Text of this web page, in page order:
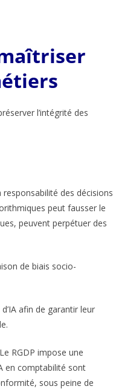
l’intégrité des
responsabilité des décisions
peut fausser le
peuvent perpétuer des
de biais socio-
afin de garantir leur
RGDP impose une
en comptabilité sont
sous peine de